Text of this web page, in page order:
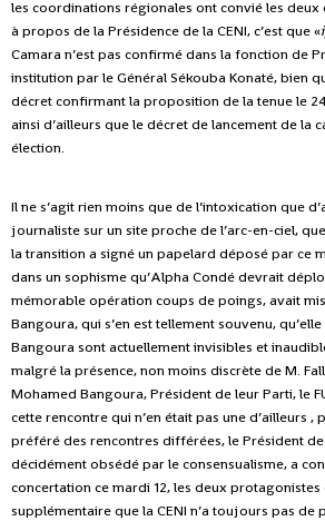
les coordinations régionales ont convié les deux
à propos de la Présidence de la CENI, c’est que «
Camara n’est pas confirmé dans la fonction de
institution par le Général Sékouba Konaté, bien
décret confirmant la proposition de la tenue le
ainsi d’ailleurs que le décret de lancement de la
élection.
Il ne s’agit rien moins que de l’intoxication que
journaliste sur un site proche de l’arc-en-ciel,
la transition a signé un papelard déposé par ce
dans un sophisme qu’Alpha Condé devrait
mémorable opération coups de poings, avait
Bangoura, qui s’en est tellement souvenu,
Bangoura sont actuellement invisibles et
malgré la présence, non moins discrète de M.
Mohamed Bangoura, Président de leur Parti, le
cette rencontre qui n’en était pas une d’ailleurs ,
préféré des rencontres différées, le Président
décidément obsédé par le consensualisme, a
concertation ce mardi 12, les deux
supplémentaire que la CENI n’a toujours pas de